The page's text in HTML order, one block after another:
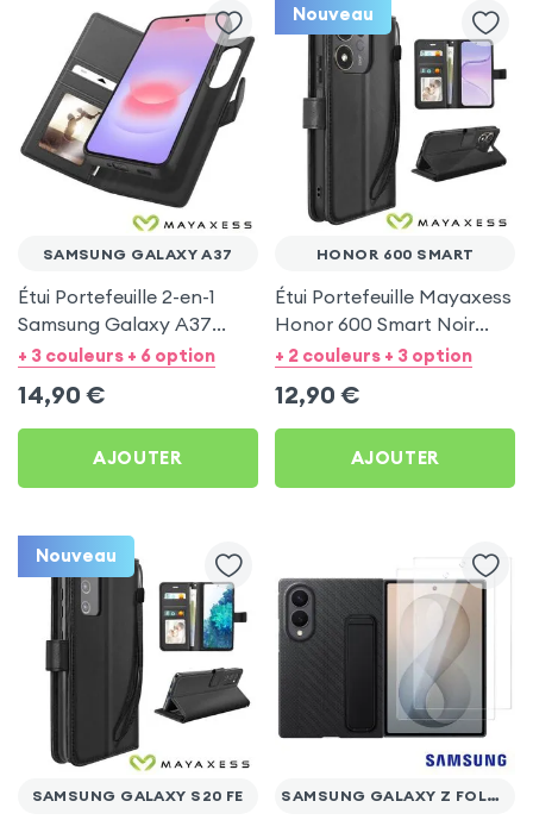
SAMSUNG GALAXY A37
Étui Portefeuille 2-en-1
Samsung Galaxy A37
Mayaxess Noir
+ 3 couleurs + 6 option
14,90 €
AJOUTER
Nouveau
HONOR 600 SMART
Étui Portefeuille Mayaxess
Honor 600 Smart Noir
avec Dragonne
+ 2 couleurs + 3 option
12,90 €
AJOUTER
Nouveau
SAMSUNG GALAXY S20 FE SAMSUNG GALAXY Z FOLD 8